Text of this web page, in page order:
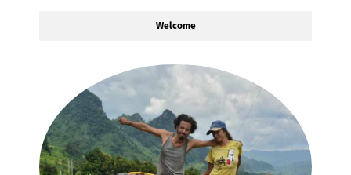
Welcome